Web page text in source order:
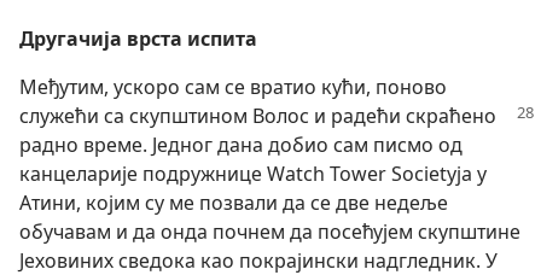
Другачија врста испита
Међутим, ускоро сам се вратио кући, поново
служећи са скупштином Волос и радећи скраћено
радно време. Једног дана добио сам писмо од
канцеларије подружнице Watch Tower Societyja у
Атини, којим су ме позвали да се две недеље
обучавам и да онда почнем да посећујем скупштине
Јеховиних сведока као покрајински надгледник. У